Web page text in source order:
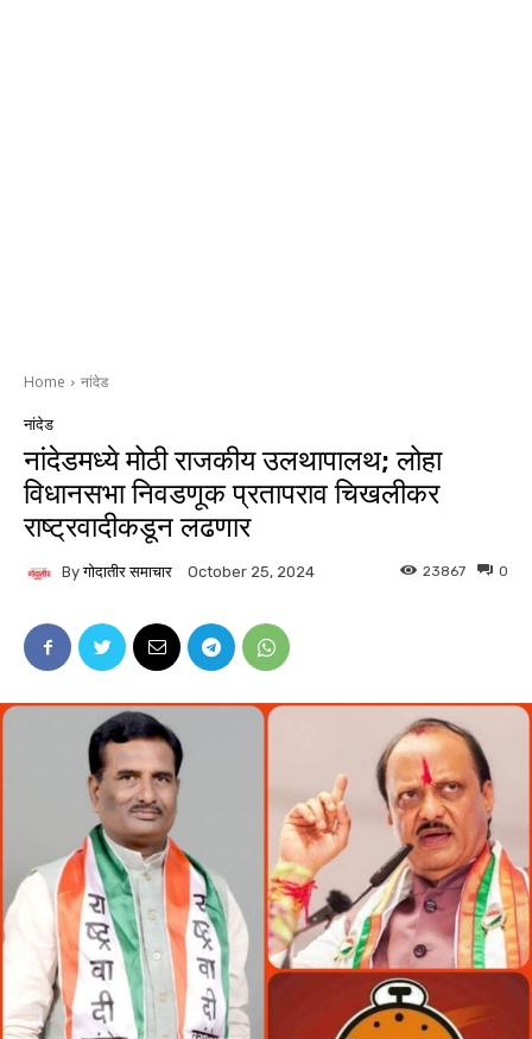
Home नांदेड
नांदेड
नांदेडमध्ये मोठी राजकीय उलथापालथ; लोहा
विधानसभा निवडणूक प्रतापराव चिखलीकर
राष्ट्रवादीकडून लढणार
By गोदातीर समाचार October 25, 2024 0
23867